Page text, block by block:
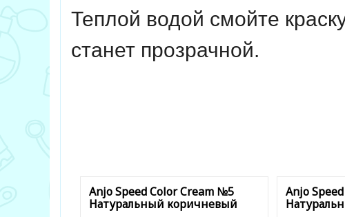
Теплой водой смойте
станет прозрачной.
Anjo Speed Color Cream №5
Натуральный коричневый
Anjo